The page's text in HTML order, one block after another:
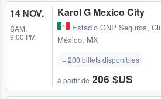
14 NOV.
SAM.
9:00 PM
Karol G Mexico City
Estadio GNP Seguros,
México, MX
+ 200 billets disponibles
à partir de 206 $US